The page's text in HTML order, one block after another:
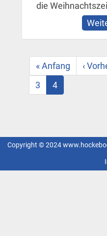
die
Erste
Seite
« Anfang
Seite
‹
Page
3
Aktuelle
Seite
4
Copyright © 2024